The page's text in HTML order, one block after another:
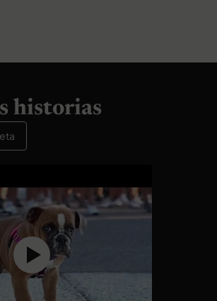
historias